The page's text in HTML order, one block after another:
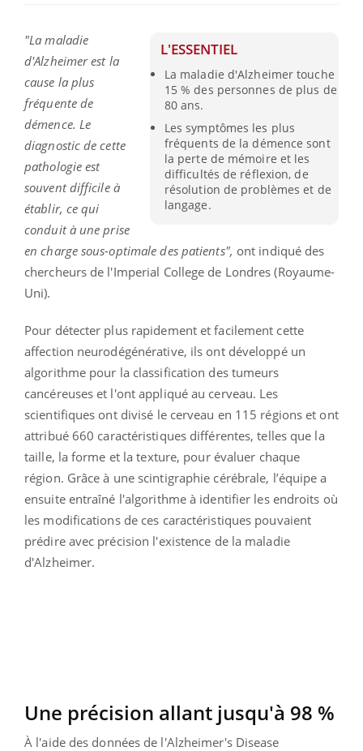
L'ESSENTIEL
La maladie d'Alzheimer touche
15 % des personnes de plus de
80 ans.
Les symptômes les plus
fréquents de la démence sont
la perte de mémoire et les
difficultés de réflexion, de
résolution de problèmes et de
langage.
"La maladie
d'Alzheimer est la
cause la plus
fréquente de
démence. Le
diagnostic de cette
pathologie est
souvent difficile à
établir, ce qui
conduit à une prise
en charge sous-optimale des patients", ont indiqué des
chercheurs de l'Imperial College de Londres (Royaume-
Uni).
Pour détecter plus rapidement et facilement cette
affection neurodégénérative, ils ont développé un
algorithme pour la classification des tumeurs
cancéreuses et l'ont appliqué au cerveau. Les
scientifiques ont divisé le cerveau en 115 régions et ont
attribué 660 caractéristiques différentes, telles que la
taille, la forme et la texture, pour évaluer chaque
région. Grâce à une scintigraphie cérébrale, l’équipe a
ensuite entraîné l'algorithme à identifier les endroits où
les modifications de ces caractéristiques pouvaient
prédire avec précision l'existence de la maladie
d'Alzheimer.
Une précision allant jusqu'à 98 %
À l'aide des données de l'Alzheimer's Disease